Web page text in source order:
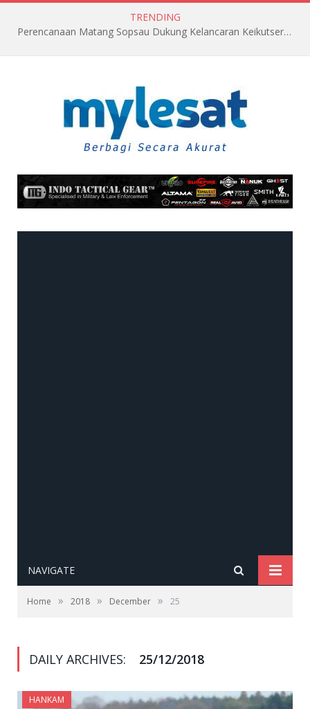
TRENDING
Perencanaan Matang Sopsau Dukung Kelancaran Keikutsertaan TNI AU di Pitch Black 2026
NAVIGATE
Home » 2018 » December » 25
DAILY ARCHIVES: 25/12/2018
HANKAM